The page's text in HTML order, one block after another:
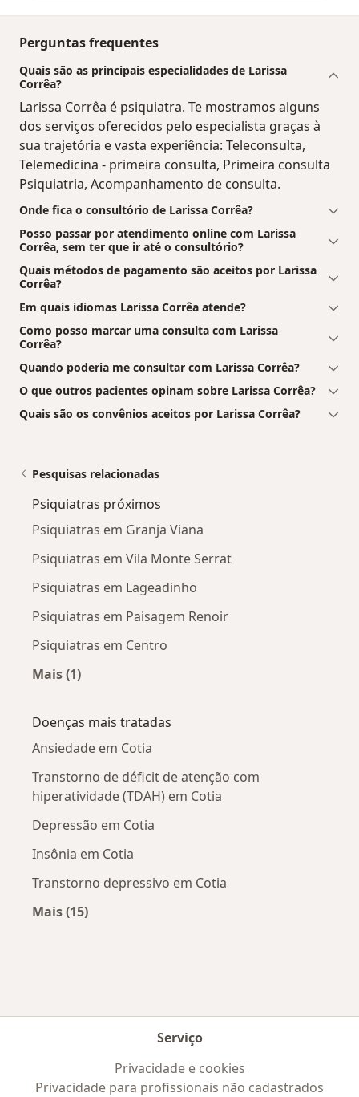
Perguntas frequentes
Quais são as principais especialidades de Larissa
Corrêa?
Larissa Corrêa é psiquiatra. Te mostramos alguns
dos serviços oferecidos pelo especialista graças à
sua trajetória e vasta experiência: Teleconsulta,
Telemedicina - primeira consulta, Primeira consulta
Psiquiatria, Acompanhamento de consulta.
Onde fica o consultório de Larissa Corrêa?
Posso passar por atendimento online com Larissa
Corrêa, sem ter que ir até o consultório?
Quais métodos de pagamento são aceitos por Larissa
Corrêa?
Em quais idiomas Larissa Corrêa atende?
Como posso marcar uma consulta com Larissa
Corrêa?
Quando poderia me consultar com Larissa Corrêa?
O que outros pacientes opinam sobre Larissa Corrêa?
Quais são os convênios aceitos por Larissa Corrêa?
Pesquisas relacionadas
Psiquiatras próximos
Psiquiatras em Granja Viana
Psiquiatras em Vila Monte Serrat
Psiquiatras em Lageadinho
Psiquiatras em Paisagem Renoir
Psiquiatras em Centro
Mais (1)
Doenças mais tratadas
Ansiedade em Cotia
Transtorno de déficit de atenção com
hiperatividade (TDAH) em Cotia
Depressão em Cotia
Insônia em Cotia
Transtorno depressivo em Cotia
Mais (15)
Serviço
Privacidade e cookies
Privacidade para profissionais não cadastrados